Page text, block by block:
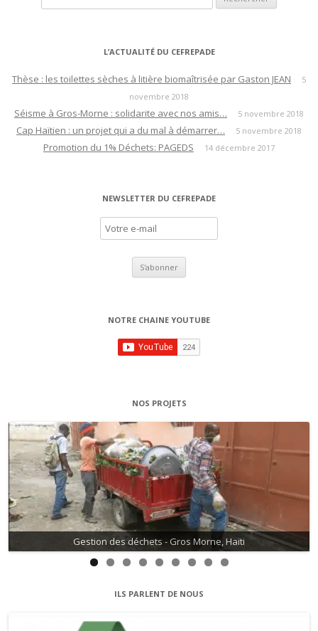
n
L’ACTUALITÉ DU CEFREPADE
Thèse : les toilettes sèches à litière biomaîtrisée par Gaston JEAN
5
novembre 2018
Séisme à Gros-Morne : solidarite avec nos amis… 5 novembre 2018
Cap Haïtien : un projet qui a du mal à démarrer… 5 novembre 2018
Promotion du 1% Déchets: PAGEDS 14 décembre 2017
NEWSLETTER DU CEFREPADE
NOTRE CHAINE YOUTUBE
NOS PROJETS
Gestion des déchets - Gros Morne, Haïti
Gestion de l'eau - David, Haïti
ILS PARLENT DE NOUS